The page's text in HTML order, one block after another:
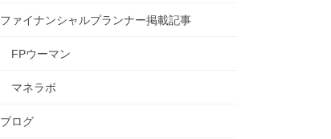
ファイナンシャルプランナー掲載記事
FPウーマン
マネラボ
ブログ